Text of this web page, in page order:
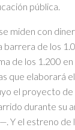
pública.
miden con
de los
de los 1.200
que elaborará
el proyecto
durante su
Y el estreno de